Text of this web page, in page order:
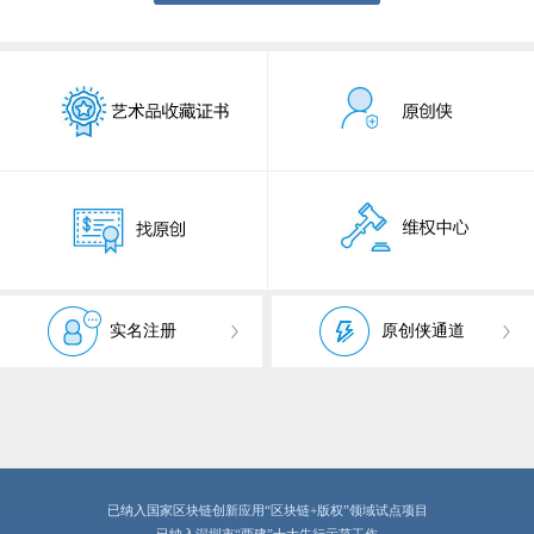
实名注册 原创侠通道
已纳入国家区块链创新应用“区块链+版权”领域试点项目